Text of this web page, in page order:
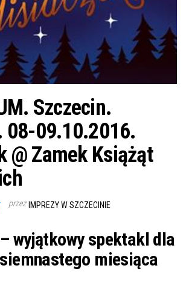
Szczecin.
08-09.10.2016.
@ Zamek Książąt
przez IMPREZY W SZCZECINIE
wyjątkowy spektakl dla
miesiąca